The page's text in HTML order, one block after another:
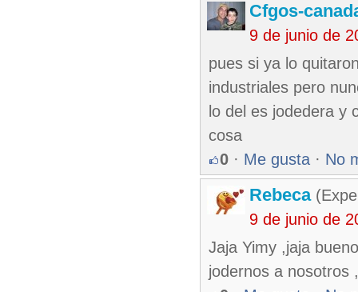
Cfgos-
9 de junio de
pues si ya lo
industriales pero
lo del es jodedera y
cosa
0 · Me gusta · No
Rebeca
9 de junio de
Jaja Yimy ,jaja
jodernos a nosotros